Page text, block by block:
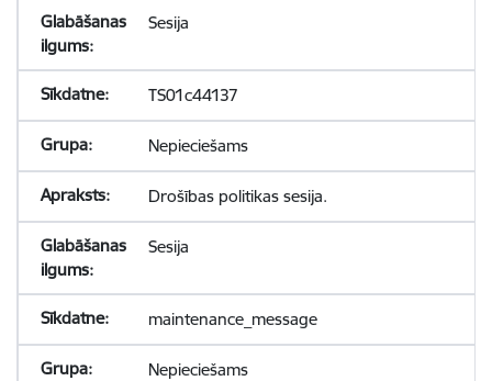
Sesija
TS01c44137
Nepieciešams
Drošības politikas sesija.
Sesija
maintenance_message
Nepieciešams